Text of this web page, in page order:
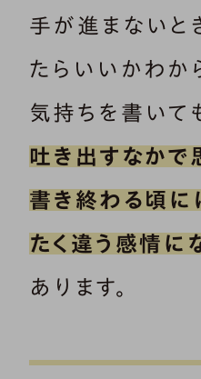
手が進まないと
たらいいかわか
気持ちを書いて
吐き出すなかで
書き終わる頃に
たく違う感情に
あります。